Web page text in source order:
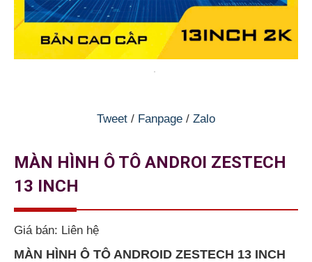
Tweet / Fanpage / Zalo
MÀN HÌNH Ô TÔ ANDROI ZESTECH
13 INCH
Giá bán: Liên hệ
MÀN HÌNH Ô TÔ ANDROID ZESTECH 13 INCH